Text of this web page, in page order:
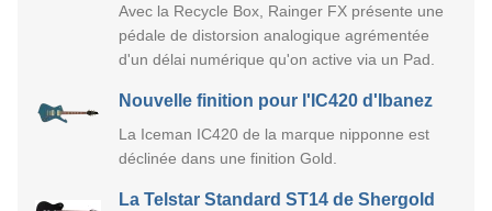
Avec la Recycle Box, Rainger FX présente une
pédale de distorsion analogique agrémentée
d'un délai numérique qu'on active via un Pad.
Nouvelle finition pour l'IC420 d'Ibanez
La Iceman IC420 de la marque nipponne est
déclinée dans une finition Gold.
La Telstar Standard ST14 de Shergold